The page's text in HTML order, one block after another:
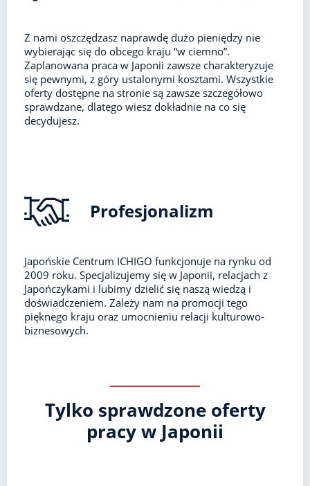
Z nami oszczędzasz naprawdę dużo pieniędzy nie
wybierając się do obcego kraju “w ciemno”.
Zaplanowana praca w Japonii zawsze charakteryzuje
się pewnymi, z góry ustalonymi kosztami. Wszystkie
oferty dostępne na stronie są zawsze szczegółowo
sprawdzane, dlatego wiesz dokładnie na co się
decydujesz.
Profesjonalizm
Japońskie Centrum ICHIGO funkcjonuje na rynku od
2009 roku. Specjalizujemy się w Japonii, relacjach z
Japończykami i lubimy dzielić się naszą wiedzą i
doświadczeniem. Zależy nam na promocji tego
pięknego kraju oraz umocnieniu relacji kulturowo-
biznesowych.
Tylko sprawdzone oferty
pracy w Japonii